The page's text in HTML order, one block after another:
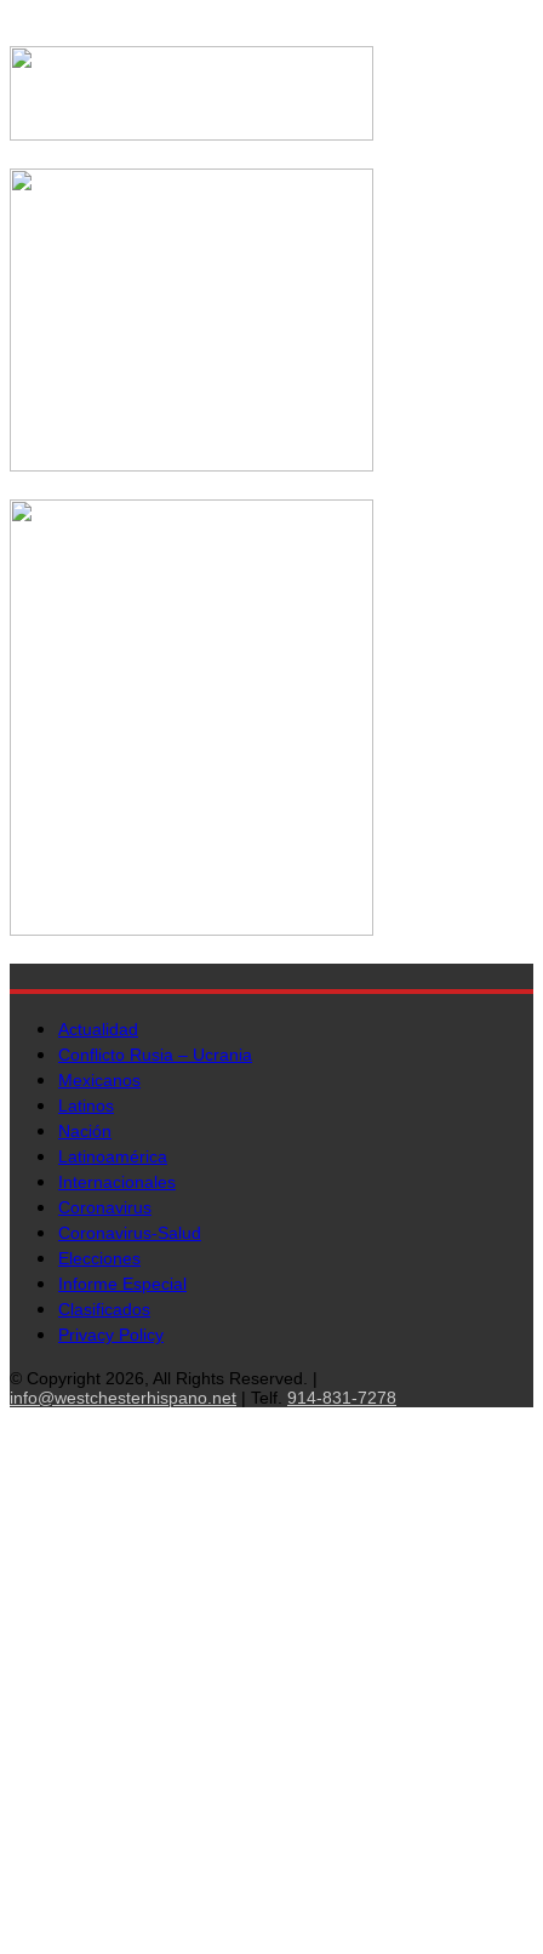
Actualidad
Conflicto Rusia – Ucrania
Mexicanos
Latinos
Nación
Latinoamérica
Internacionales
Coronavirus
Coronavirus-Salud
Elecciones
Informe Especial
Clasificados
Privacy Policy
© Copyright 2026, All Rights Reserved. |
info@westchesterhispano.net | Telf. 914-831-7278